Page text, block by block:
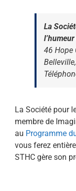
La
46 Hope
La Société pour
membre de
au Programme
vous ferez
STHC gère son